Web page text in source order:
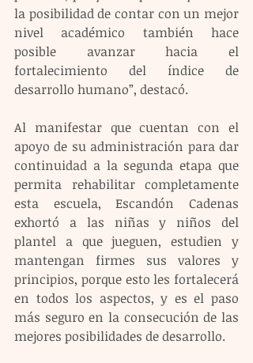
la posibilidad de contar con un mejor
nivel académico también hace
posible avanzar hacia el
fortalecimiento del índice de
desarrollo humano”, destacó.
Al manifestar que cuentan con el
apoyo de su administración para dar
continuidad a la segunda etapa que
permita rehabilitar completamente
esta escuela, Escandón Cadenas
exhortó a las niñas y niños del
plantel a que jueguen, estudien y
mantengan firmes sus valores y
principios, porque esto les fortalecerá
en todos los aspectos, y es el paso
más seguro en la consecución de las
mejores posibilidades de desarrollo.